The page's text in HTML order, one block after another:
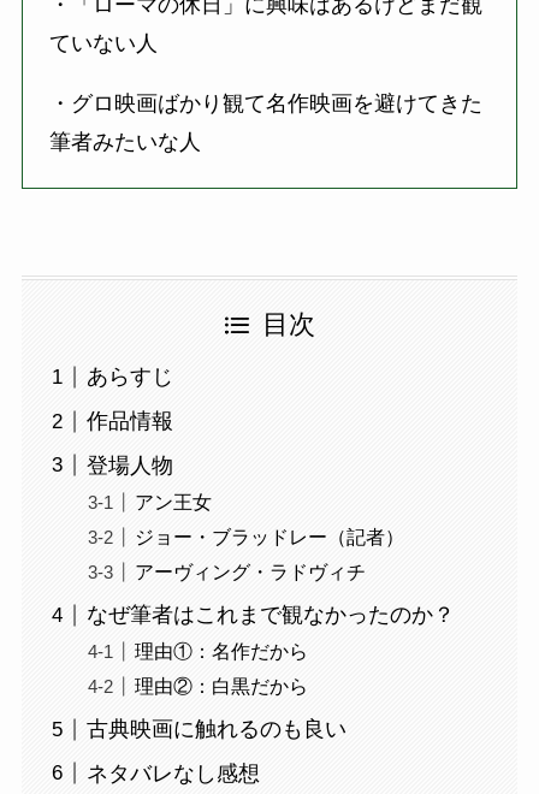
・「ローマの休日」に興味はあるけどまだ観
ていない人
・グロ映画ばかり観て名作映画を避けてきた
筆者みたいな人
目次
あらすじ
作品情報
登場人物
アン王女
ジョー・ブラッドレー（記者）
アーヴィング・ラドヴィチ
なぜ筆者はこれまで観なかったのか？
理由①：名作だから
理由②：白黒だから
古典映画に触れるのも良い
ネタバレなし感想